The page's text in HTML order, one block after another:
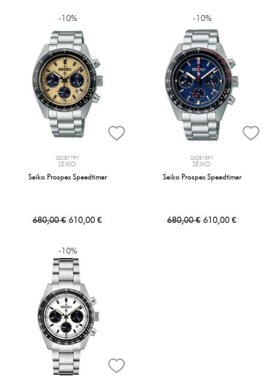
-10%
SSC817P1
SEIKO
Seiko Prospex Speedtimer
680,00 € 610,00 €
-10%
SSC815P1
SEIKO
Seiko Prospex Speedtimer
680,00 € 610,00 €
-10%